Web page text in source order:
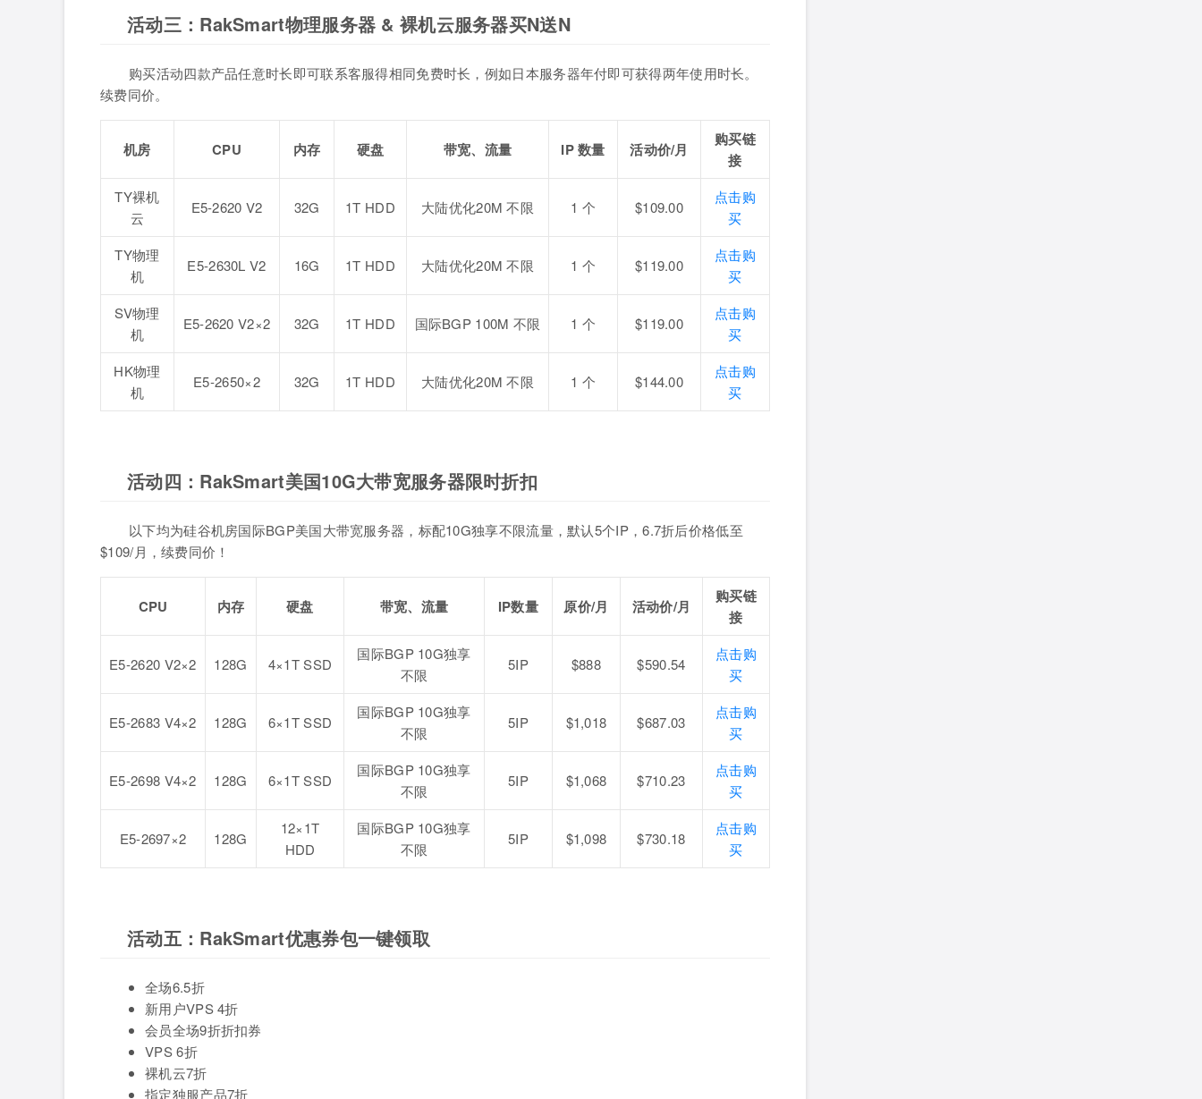
活动三：RakSmart物理服务器 & 裸机云服务器买N送N
购买活动四款产品任意时长即可联系客服得相同免费时长，例如日本服务器年付即可获得两年使用时长。
续费同价。
机房 CPU 内存 硬盘 带宽、流量 IP 数量 活动价/月
购买链
接
TY裸机
云
E5-2620 V2 32G 1T HDD 大陆优化20M 不限 1 个 $109.00
点击购
买
TY物理
机
E5-2630L V2 16G 1T HDD 大陆优化20M 不限 1 个 $119.00
点击购
买
SV物理
机
E5-2620 V2×2 32G 1T HDD 国际BGP 100M 不限 1 个 $119.00
点击购
买
HK物理
机
E5-2650×2 32G 1T HDD 大陆优化20M 不限 1 个 $144.00
点击购
买
活动四：RakSmart美国10G大带宽服务器限时折扣
以下均为硅谷机房国际BGP美国大带宽服务器，标配10G独享不限流量，默认5个IP，6.7折后价格低至
$109/月，续费同价！
CPU 内存 硬盘 带宽、流量 IP数量 原价/月 活动价/月
购买链
接
E5-2620 V2×2 128G 4×1T SSD
国际BGP 10G独享
不限
5IP $888 $590.54
点击购
买
E5-2683 V4×2 128G 6×1T SSD
国际BGP 10G独享
不限
5IP $1,018 $687.03
点击购
买
E5-2698 V4×2 128G 6×1T SSD
国际BGP 10G独享
不限
5IP $1,068 $710.23
点击购
买
E5-2697×2 128G
12×1T
HDD
国际BGP 10G独享
不限
5IP $1,098 $730.18
点击购
买
活动五：RakSmart优惠券包一键领取
全场6.5折
新用户VPS 4折
会员全场9折折扣券
VPS 6折
裸机云7折
指定独服产品7折